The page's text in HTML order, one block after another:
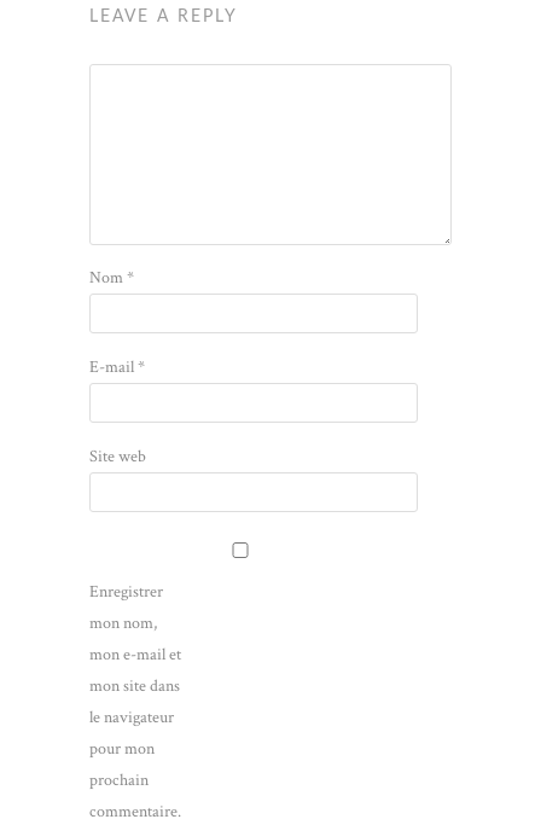
LEAVE A REPLY
Nom*
E-mail*
Site web
Enregistrer
mon nom,
mon e-mail et
mon site dans
le navigateur
pour mon
prochain
commentaire.